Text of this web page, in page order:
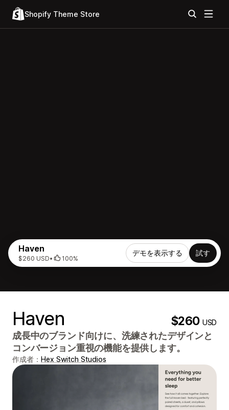
Shopify Theme Store
Haven
$260 USD• 100%
デモを表示する 試す
Haven $260USD
成長中のブランド向けに、洗練されたデザインと
コンバージョン重視の機能を提供します。
作成者： Hex Switch Studios